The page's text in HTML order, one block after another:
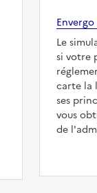
Envergo
Le
si votre
carte la
ses
vous
de